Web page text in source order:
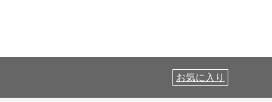
お気に入り